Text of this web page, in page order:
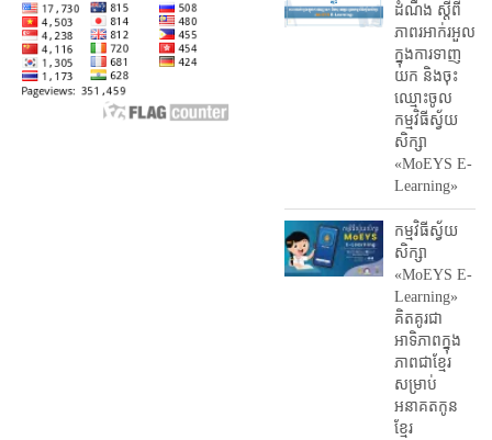
ដំណឹង ស្តី​ពី
ភាព​រអាក់រអួល​
ក្នុងការ​ទាញ​
យក និង​ចុះ​
ឈ្មោះ​ចូល​
កម្មវិធី​ស្វ័យ
សិក្សា
«MoEYS E-
Learning»
កម្មវិធីស្វ័យ
សិក្សា
«MoEYS E-
Learning»
គិតគូរជា
អាទិភាពក្នុង
ភាពជាខ្មែរ
សម្រាប់
អនាគតកូន
ខ្មែរ